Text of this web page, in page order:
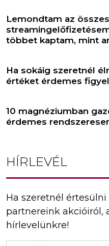
Lemondtam az összes
többet kaptam, mint
Ha sokáig szeretnél
értéket érdemes
10 magnéziumban
érdemes
HÍRLEVÉL
Ha szeretnél
partnereink akcióiról,
hírlevelünkre!